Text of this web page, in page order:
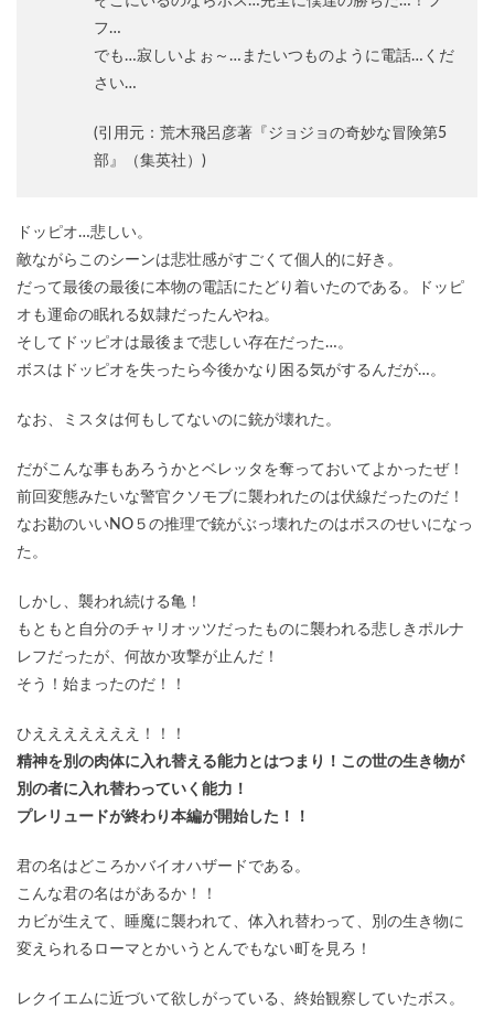
フ…
でも…寂しいよぉ～…またいつものように電話…くだ
さい…
(引用元：荒木飛呂彦著『ジョジョの奇妙な冒険第5
部』（集英社）)
ドッピオ…悲しい。
敵ながらこのシーンは悲壮感がすごくて個人的に好き。
だって最後の最後に本物の電話にたどり着いたのである。ドッピ
オも運命の眠れる奴隷だったんやね。
そしてドッピオは最後まで悲しい存在だった…。
ボスはドッピオを失ったら今後かなり困る気がするんだが…。
なお、ミスタは何もしてないのに銃が壊れた。
だがこんな事もあろうかとベレッタを奪っておいてよかったぜ！
前回変態みたいな警官クソモブに襲われたのは伏線だったのだ！
なお勘のいいNO５の推理で銃がぶっ壊れたのはボスのせいになっ
た。
しかし、襲われ続ける亀！
もともと自分のチャリオッツだったものに襲われる悲しきポルナ
レフだったが、何故か攻撃が止んだ！
そう！始まったのだ！！
ひえええええええ！！！
精神を別の肉体に入れ替える能力とはつまり！この世の生き物が
別の者に入れ替わっていく能力！
プレリュードが終わり本編が開始した！！
君の名はどころかバイオハザードである。
こんな君の名はがあるか！！
カビが生えて、睡魔に襲われて、体入れ替わって、別の生き物に
変えられるローマとかいうとんでもない町を見ろ！
レクイエムに近づいて欲しがっている、終始観察していたボス。